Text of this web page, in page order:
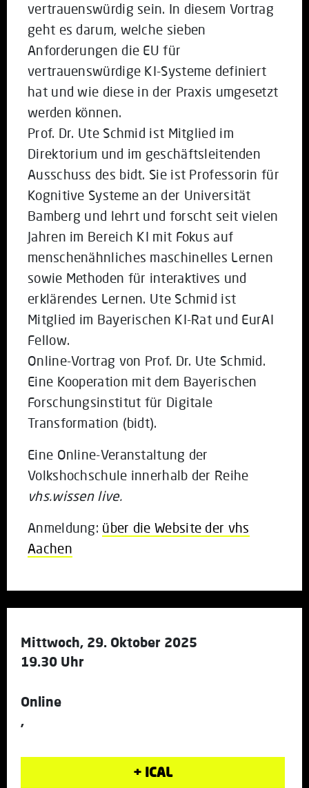
vertrauenswürdig sein. In diesem Vortrag
geht es darum, welche sieben
Anforderungen die EU für
vertrauenswürdige KI-Systeme definiert
hat und wie diese in der Praxis umgesetzt
werden können.
Prof. Dr. Ute Schmid ist Mitglied im
Direktorium und im geschäftsleitenden
Ausschuss des bidt. Sie ist Professorin für
Kognitive Systeme an der Universität
Bamberg und lehrt und forscht seit vielen
Jahren im Bereich KI mit Fokus auf
menschenähnliches maschinelles Lernen
sowie Methoden für interaktives und
erklärendes Lernen. Ute Schmid ist
Mitglied im Bayerischen KI-Rat und EurAI
Fellow.
Online-Vortrag von Prof. Dr. Ute Schmid.
Eine Kooperation mit dem Bayerischen
Forschungsinstitut für Digitale
Transformation (bidt).
Eine Online-Veranstaltung der
Volkshochschule innerhalb der Reihe
vhs.wissen live.
Anmeldung: über die Website der vhs
Aachen
Mittwoch, 29. Oktober 2025
19.30 Uhr
Online
,
+ ICAL